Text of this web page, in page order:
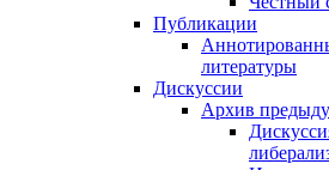
Публикации
литературы
Дискуссии
Архив